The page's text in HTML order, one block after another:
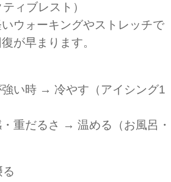
ィブレスト）
ウォーキングやストレッチで
が早まります。
強い時 → 冷やす（アイシング1
・重だるさ → 温める（お風呂・